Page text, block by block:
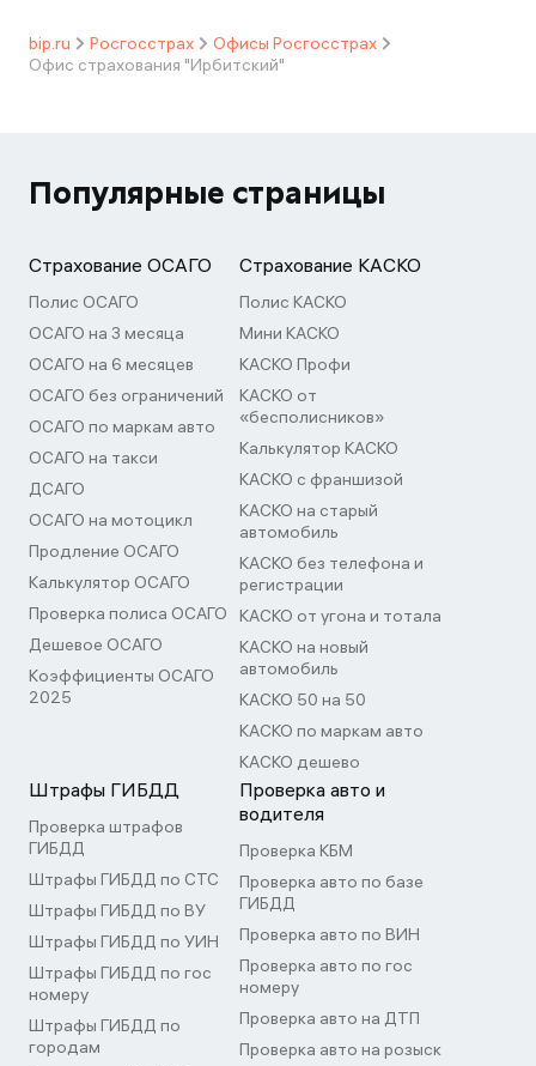
bip.ru Росгосстрах
Офисы Росгосстрах
Офис страхования "Ирбитский"
Популярные страницы
Страхование ОСАГО
Полис ОСАГО
ОСАГО на 3 месяца
ОСАГО на 6 месяцев
ОСАГО без ограничений
ОСАГО по маркам авто
ОСАГО на такси
ДСАГО
ОСАГО на мотоцикл
Продление ОСАГО
Калькулятор ОСАГО
Проверка полиса ОСАГО
Дешевое ОСАГО
Коэффициенты ОСАГО
2025
Страхование КАСКО
Полис КАСКО
Мини КАСКО
КАСКО Профи
КАСКО от
«бесполисников»
Калькулятор КАСКО
КАСКО с франшизой
КАСКО на старый
автомобиль
КАСКО без телефона и
регистрации
КАСКО от угона и тотала
КАСКО на новый
автомобиль
КАСКО 50 на 50
КАСКО по маркам авто
КАСКО дешево
Штрафы ГИБДД
Проверка штрафов
ГИБДД
Штрафы ГИБДД по СТС
Штрафы ГИБДД по ВУ
Штрафы ГИБДД по УИН
Штрафы ГИБДД по гос
номеру
Штрафы ГИБДД по
городам
Проверка авто и
водителя
Проверка КБМ
Проверка авто по базе
ГИБДД
Проверка авто по ВИН
Проверка авто по гос
номеру
Проверка авто на ДТП
Проверка авто на розыск